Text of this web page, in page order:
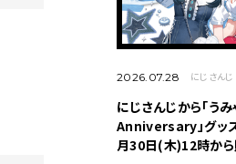
2026.07.28 にじさんじ
にじさんじから「う
Anniversary」グッ
月30日(木)12時から